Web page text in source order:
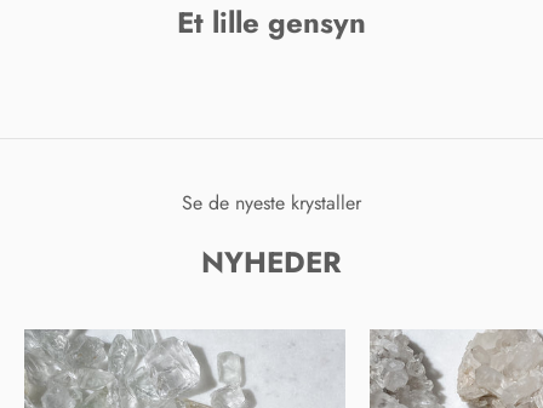
Et lille gensyn
Se de nyeste krystaller
NYHEDER